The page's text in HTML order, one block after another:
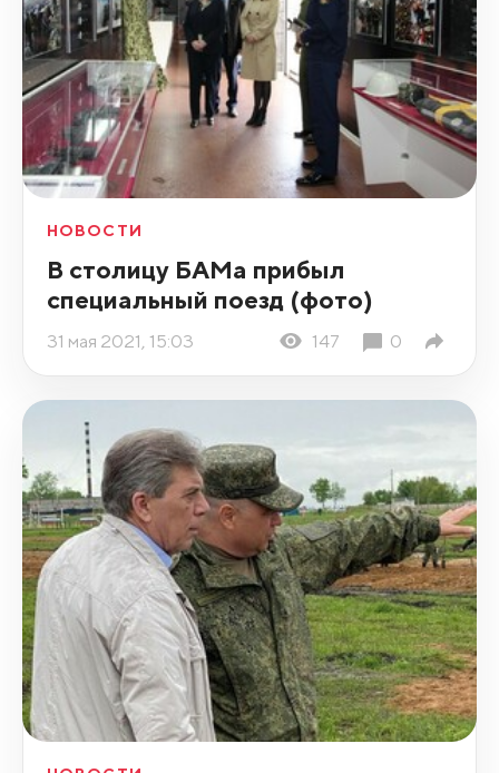
НОВОСТИ
В столицу БАМа прибыл
специальный поезд (фото)
31 мая 2021, 15:03 147 0